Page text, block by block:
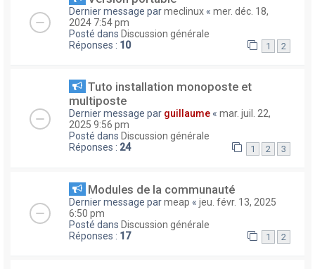
Dernier message parmeclinux « mer. déc. 18,
2024 7:54 pm
Posté dans Discussion générale
Réponses : 10 1 2
Tuto installation monoposte et
multiposte
Dernier message par guillaume « mar. juil. 22,
2025 9:56 pm
Posté dans Discussion générale
Réponses : 24 1 2 3
Modules de la communauté
Dernier message parmeap « jeu. févr. 13, 2025
6:50 pm
Posté dans Discussion générale
Réponses : 17 1 2